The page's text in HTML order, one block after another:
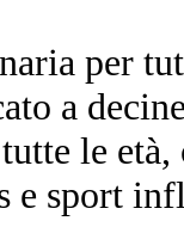
per
a
le
e sport